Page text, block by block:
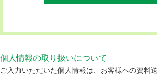
個人情報の取り扱いについて
ご入力いただいた個人情報は、お客様への資料